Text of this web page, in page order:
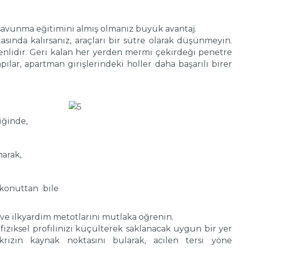
eğitimini almış olmanız büyük avantaj.
kalırsanız, araçları bir sütre olarak düşünmeyin.
Geri kalan her yerden mermi çekirdeği penetre
apartman girişlerindeki holler daha başarılı birer
bile
ilkyardım metotlarını mutlaka öğrenin.
fiziksel profilinizi küçülterek saklanacak uygun bir yer
kaynak noktasını bularak, acilen tersi yöne